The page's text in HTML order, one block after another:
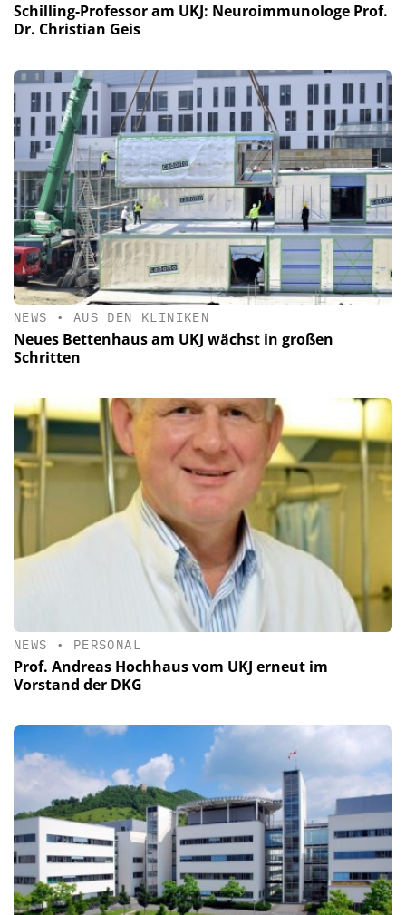
Schilling-Professor am UKJ: Neuroimmunologe Prof.
Dr. Christian Geis
NEWS • AUS DEN KLINIKEN
Neues Bettenhaus am UKJ wächst in großen
Schritten
NEWS • PERSONAL
Prof. Andreas Hochhaus vom UKJ erneut im
Vorstand der DKG